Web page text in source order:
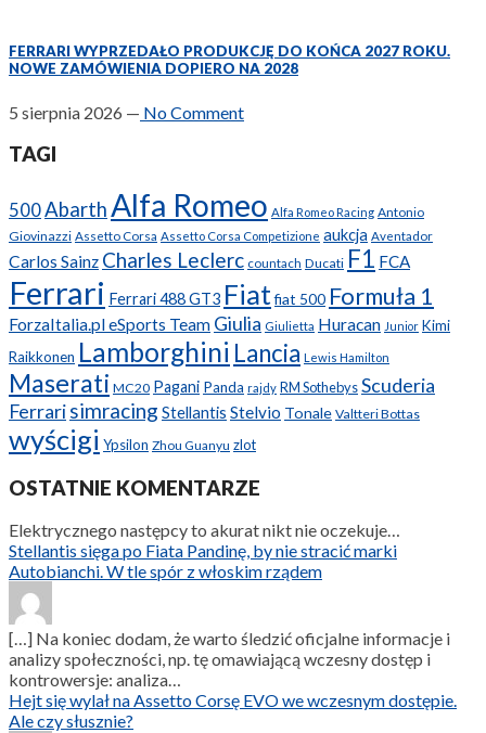
FERRARI WYPRZEDAŁO PRODUKCJĘ DO KOŃCA 2027 ROKU.
NOWE ZAMÓWIENIA DOPIERO NA 2028
5 sierpnia 2026 — No Comment
TAGI
500AbarthAlfa Romeo Alfa Romeo Racing Antonio
Giovinazzi Assetto Corsa Assetto Corsa Competizione aukcja Aventador
Carlos Sainz Charles Leclerc countach Ducati F1 FCA
Ferrari Ferrari 488 GT3 Fiatfiat 500 Formuła 1
ForzaItalia.pl eSports Team Giulia Giulietta Huracan Junior Kimi
Raikkonen Lamborghini Lancia Lewis Hamilton
Maserati MC20 Pagani Panda rajdy RM SothebysScuderia
Ferrarisimracing Stellantis Stelvio Tonale Valtteri Bottas
wyścigi Ypsilon Zhou Guanyu zlot
OSTATNIE KOMENTARZE
Elektrycznego następcy to akurat nikt nie oczekuje…
Stellantis sięga po Fiata Pandinę, by nie stracić marki
Autobianchi. W tle spór z włoskim rządem
[…] Na koniec dodam, że warto śledzić oficjalne informacje i
analizy społeczności, np. tę omawiającą wczesny dostęp i
kontrowersje: analiza…
Hejt się wylał na Assetto Corsę EVO we wczesnym dostępie.
Ale czy słusznie?